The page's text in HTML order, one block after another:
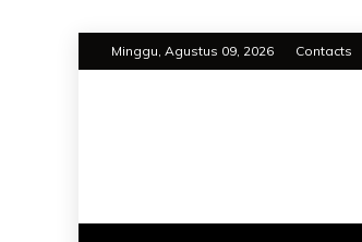
to
Minggu, Agustus 09, 2026 Contacts